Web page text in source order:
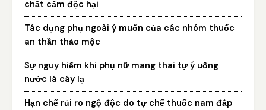
chất cấm độc hại
Tác dụng phụ ngoài ý muốn của các nhóm thuốc
an thần thảo mộc
Sự nguy hiểm khi phụ nữ mang thai tự ý uống
nước lá cây lạ
Hạn chế rủi ro ngộ độc do tự chế thuốc nam đắp